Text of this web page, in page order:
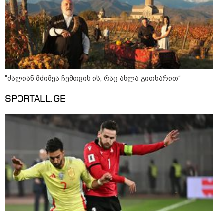
აგვისტო აგარაკზე: ეს 5 საქმე
უნდა მოასწროთ შემოდგომის
დადგომამდე
გამდიდრდება?
როგორ ჩავიცვათ 40 წლის
შემდეგ: მილიონერების
სტილისტის 8 ოქროს წესი და
აუცილებელი სამოსი
"ძალიან მძიმეა ჩემთვის ის, რაც ახლა გითხარით“
SPORTALL.GE